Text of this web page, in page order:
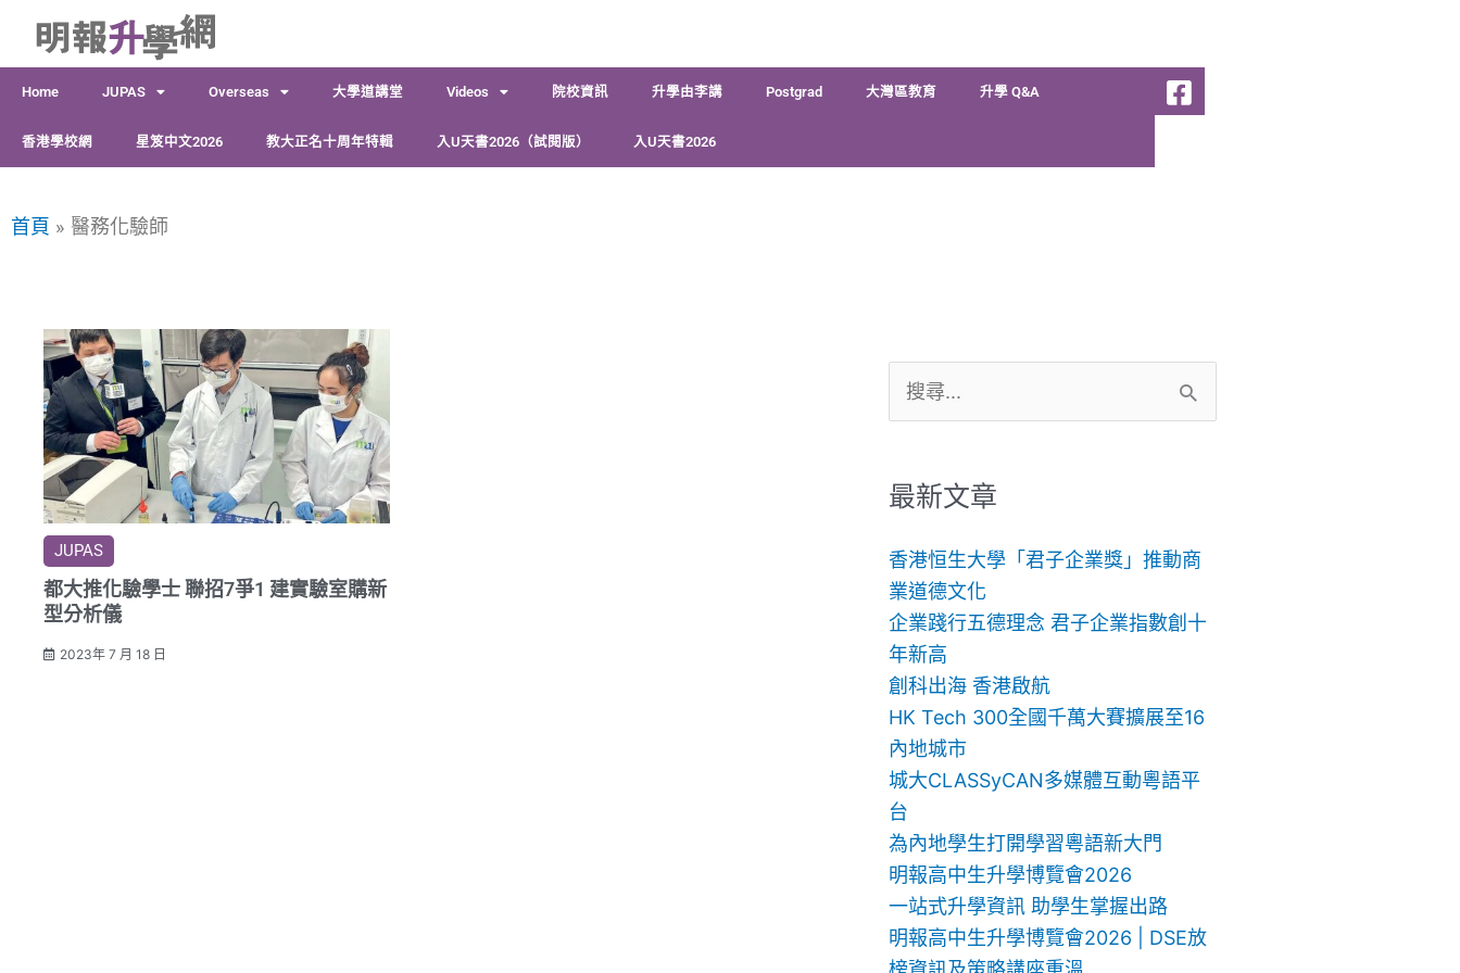
容
Home JUPAS Overseas 大學道講堂 Videos 院校資訊 升學由李講 Postgrad 大灣區教育 升學 Q&A
香港學校網 星笈中文2026 教大正名十周年特輯 入U天書2026（試閱版） 入U天書2026
首頁 醫務化驗師
JUPAS
都大推化驗學士 聯招7爭1 建實驗室購新
型分析儀
2023年 7 月 18 日
尋
鍵
最新文章
香港恒生大學「君子企業獎」推動商
業道德文化
企業踐行五德理念 君子企業指數創十
年新高
創科出海 香港啟航
HK Tech 300全國千萬大賽擴展至16
內地城市
城大CLASSyCAN多媒體互動粵語平
台
為內地學生打開學習粵語新大門
明報高中生升學博覽會2026
一站式升學資訊 助學生掌握出路
明報高中生升學博覽會2026 | DSE放